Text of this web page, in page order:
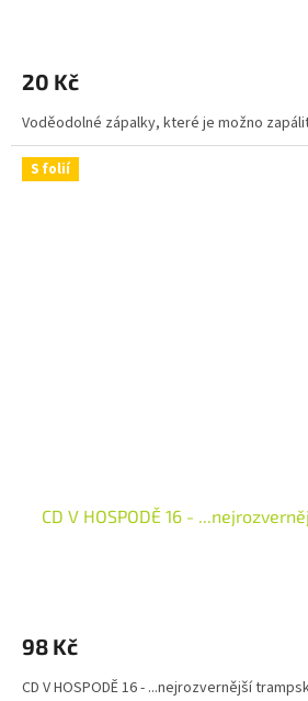
20 Kč
Voděodolné zápalky, které je možno
S folií
CD V HOSPODĚ 16 -
98 Kč
CD V HOSPODĚ 16 - ...nejrozvernější